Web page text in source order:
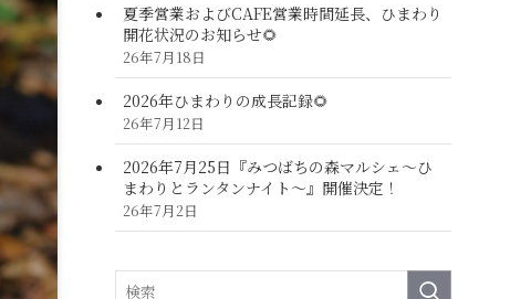
夏季営業およびCAFE営業時間延長、ひまわり
開花状況のお知らせ🌻
26年7月18日
2026年ひまわりの成長記録🌻
26年7月12日
2026年7月25日『みつばちの森マルシェ～ひ
まわりとランタンナイト～』開催決定！
26年7月2日